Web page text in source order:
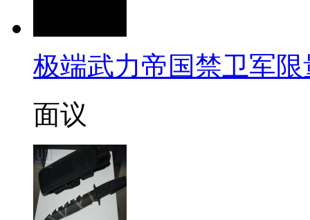
极端武力帝国禁卫军
面议